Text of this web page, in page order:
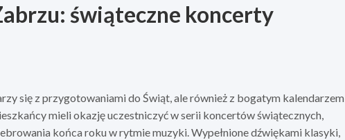
świąteczne koncerty
się z przygotowaniami do Świąt, ale również z bogatym kalendarzem
mieli okazję uczestniczyć w serii koncertów świątecznych,
końca roku w rytmie muzyki. Wypełnione dźwiękami klasyki,